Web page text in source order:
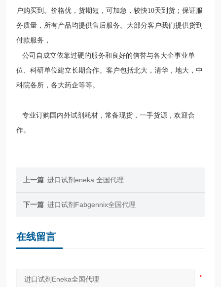
户购买到。价格优，货期短，可加急，较快10天到货；保证服
务质量，所有产品均提供售后服务。大部分客户我们提供货到
付款服务，
公司自成立依靠过硬的服务和良好的信誉与各大企事业单
位、科研单位建立长期合作。客户包括北大，清华，地大，中
科院各所，各大药企等等。
专业订购国内外试剂耗材，常备现货，一手货源，欢迎合
作。
上一篇 进口试剂eneka 全国代理
下一篇 进口试剂Fabgennix全国代理
在线留言